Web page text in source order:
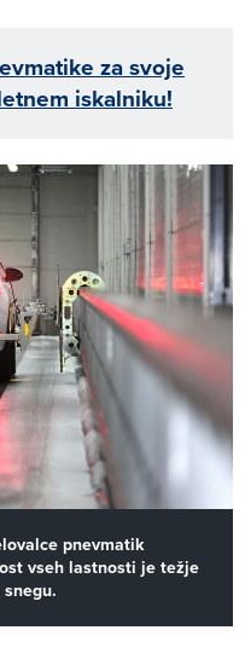
za svoje
iskalniku!
pnevmatik
vseh lastnosti je težje